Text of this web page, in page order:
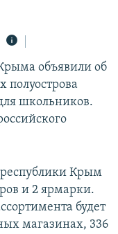
объявили об
полуострова
школьников.
Крым
и 2 ярмарки.
будет
магазинах, 336